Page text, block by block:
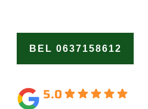
BEL 0637158612
5.0
Gebaseerd op 164 beoordelingen